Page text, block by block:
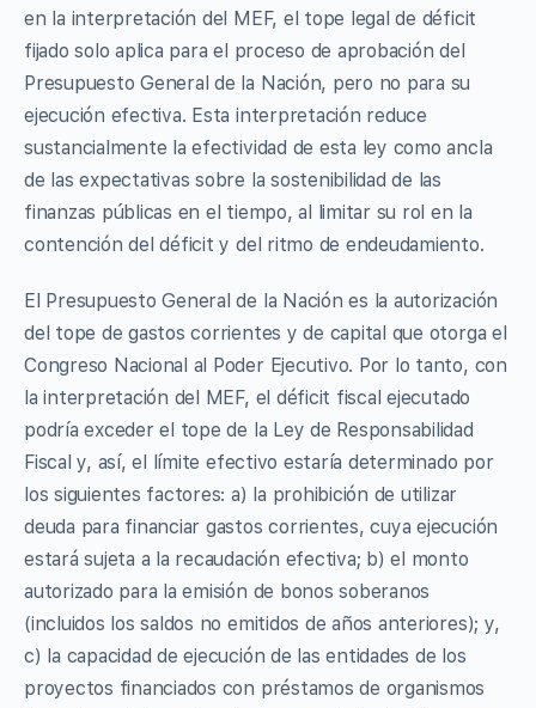
en la interpretación del MEF, el tope legal de déficit
fijado solo aplica para el proceso de aprobación del
Presupuesto General de la Nación, pero no para su
ejecución efectiva. Esta interpretación reduce
sustancialmente la efectividad de esta ley como ancla
de las expectativas sobre la sostenibilidad de las
finanzas públicas en el tiempo, al limitar su rol en la
contención del déficit y del ritmo de endeudamiento.
El Presupuesto General de la Nación es la autorización
del tope de gastos corrientes y de capital que otorga el
Congreso Nacional al Poder Ejecutivo. Por lo tanto, con
la interpretación del MEF, el déficit fiscal ejecutado
podría exceder el tope de la Ley de Responsabilidad
Fiscal y, así, el límite efectivo estaría determinado por
los siguientes factores: a) la prohibición de utilizar
deuda para financiar gastos corrientes, cuya ejecución
estará sujeta a la recaudación efectiva; b) el monto
autorizado para la emisión de bonos soberanos
(incluidos los saldos no emitidos de años anteriores); y,
c) la capacidad de ejecución de las entidades de los
proyectos financiados con préstamos de organismos